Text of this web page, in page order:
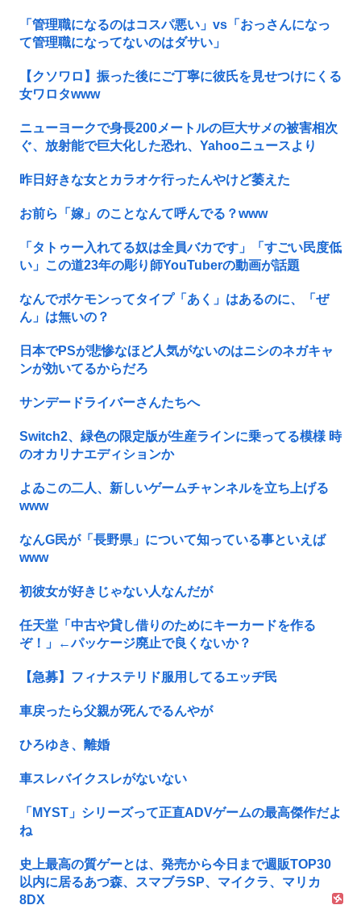
「管理職になるのはコスパ悪い」vs「おっさんになっ
て管理職になってないのはダサい」
【クソワロ】振った後にご丁寧に彼氏を見せつけにくる
女ワロタwww
ニューヨークで身長200メートルの巨大サメの被害相次
ぐ、放射能で巨大化した恐れ、Yahooニュースより
昨日好きな女とカラオケ行ったんやけど萎えた
お前ら「嫁」のことなんて呼んでる？www
「タトゥー入れてる奴は全員バカです」「すごい民度低
い」この道23年の彫り師YouTuberの動画が話題
なんでポケモンってタイプ「あく」はあるのに、「ぜ
ん」は無いの？
日本でPSが悲惨なほど人気がないのはニシのネガキャ
ンが効いてるからだろ
サンデードライバーさんたちへ
Switch2、緑色の限定版が生産ラインに乗ってる模様 時
のオカリナエディションか
よゐこの二人、新しいゲームチャンネルを立ち上げる
www
なんG民が「長野県」について知っている事といえば
www
初彼女が好きじゃない人なんだが
任天堂「中古や貸し借りのためにキーカードを作る
ぞ！」←パッケージ廃止で良くないか？
【急募】フィナステリド服用してるエッヂ民
車戻ったら父親が死んでるんやが
ひろゆき、離婚
車スレバイクスレがないない
「MYST」シリーズって正直ADVゲームの最高傑作だよ
ね
史上最高の質ゲーとは、発売から今日まで週販TOP30
以内に居るあつ森、スマブラSP、マイクラ、マリカ
8DX